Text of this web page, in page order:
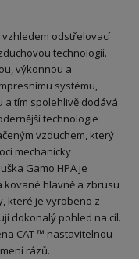
vzhledem odstřelovací
technologií.
výkonnou a
systému,
tím spolehlivě dodává
technologie
vzduchem, který
mechanicky
Gamo HPA je
kované hlavně a zbrusu
které je vyrobeno z
dokonalý pohled na cíl.
CAT ™ nastavitelnou
rázů.